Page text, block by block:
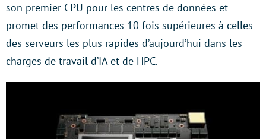
son premier CPU pour les centres de données et
promet des performances 10 fois supérieures à celles
des serveurs les plus rapides d’aujourd’hui dans les
charges de travail d’IA et de HPC.